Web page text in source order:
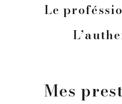
Le
Mes